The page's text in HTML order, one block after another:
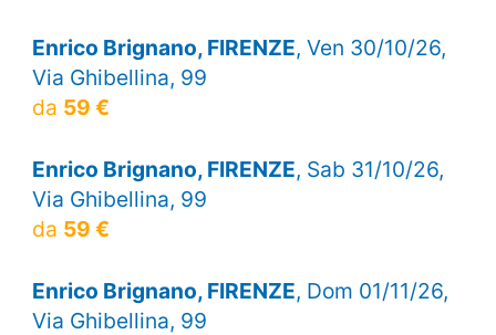
Enrico Brignano, FIRENZE, Ven 30/10/26,
Via Ghibellina, 99
da 59 €
Enrico Brignano, FIRENZE, Sab 31/10/26,
Via Ghibellina, 99
da 59 €
Enrico Brignano, FIRENZE, Dom 01/11/26,
Via Ghibellina, 99